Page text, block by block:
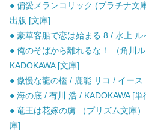
● 偏愛メランコリック (プラチナ文
出版 [文庫]
● 豪華客船で恋は始まる 8 / 水上
● 俺のそばから離れるな！ （角川
KADOKAWA [文庫]
● 傲慢な龍の檻 / 鹿能 リコ / イース
● 海の底 / 有川 浩 / KADOKAWA [単
● 竜王は花嫁の虜 （プリズム文庫
庫]